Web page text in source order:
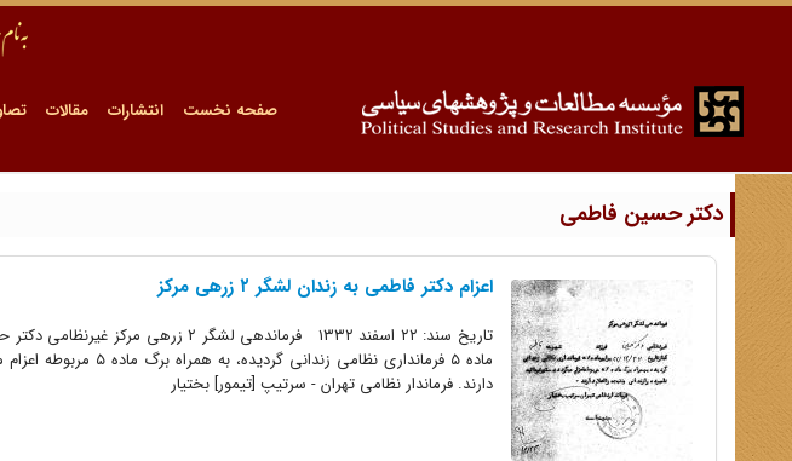
صفحه نخست انتشارات مقالات
دکتر حسین فاطمی
اعزام دکتر فاطمی به زندان لشگر ۲ زرهی مرکز
ماده ۵ فرمانداری نظامی
دارند. فرماندار نظامی تهران - سرتیپ [تیمور] بختیار